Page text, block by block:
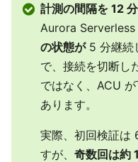
計測の間隔を 12
Aurora
の状態が5 分継続
で、接続を切断し
ではなく、ACU
あります。
実際、初回検証は
すが、 奇数回は約